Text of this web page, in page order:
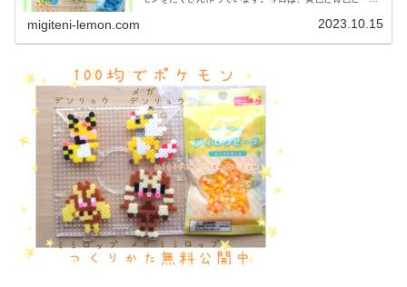
migiteni-lemon.com 2023.10.15